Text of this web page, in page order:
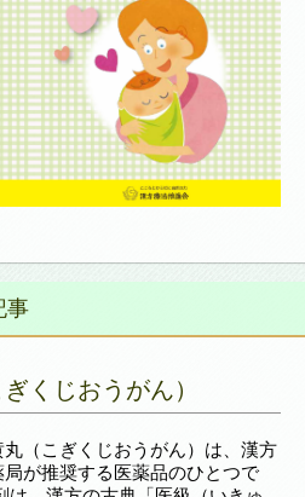
事
くじおうがん）
丸（こぎくじおうがん）は、漢方
局が推奨する医薬品のひとつで